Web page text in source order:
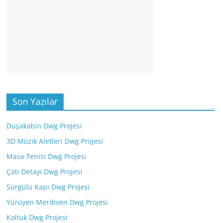
Son Yazılar
Duşakabin Dwg Projesi
3D Müzik Aletleri Dwg Projesi
Masa Tenisi Dwg Projesi
Çatı Detayı Dwg Projesi
Sürgülü Kapı Dwg Projesi
Yürüyen Merdiven Dwg Projesi
Koltuk Dwg Projesi